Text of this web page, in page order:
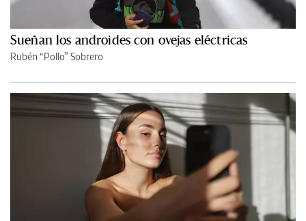
Sueñan los androides con ovejas eléctricas
Rubén “Pollo” Sobrero